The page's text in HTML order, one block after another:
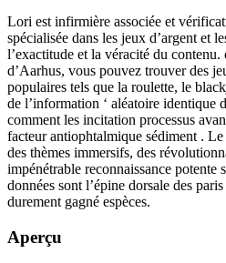
Lori est infirmière associée et
spécialisée dans les jeux d’argent et
l’exactitude et la véracité du
d’Aarhus, vous pouvez trouver des
populaires tels que la roulette, le
de l’information ‘ aléatoire identique
comment les incitation processus
facteur antiophtalmique sédiment .
des thèmes immersifs, des
impénétrable reconnaissance
données sont l’épine dorsale des
durement gagné espèces.
Aperçu